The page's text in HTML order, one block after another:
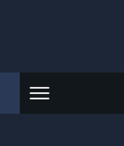
Menu